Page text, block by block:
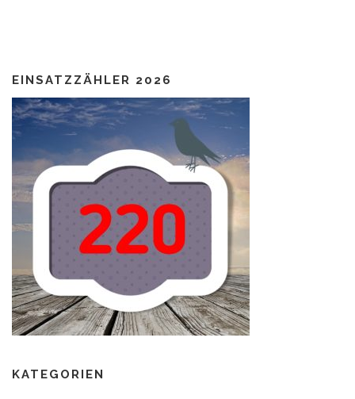
g
s
n
v
i
a
i
o
n
EINSATZZÄHLER 2026
KATEGORIEN